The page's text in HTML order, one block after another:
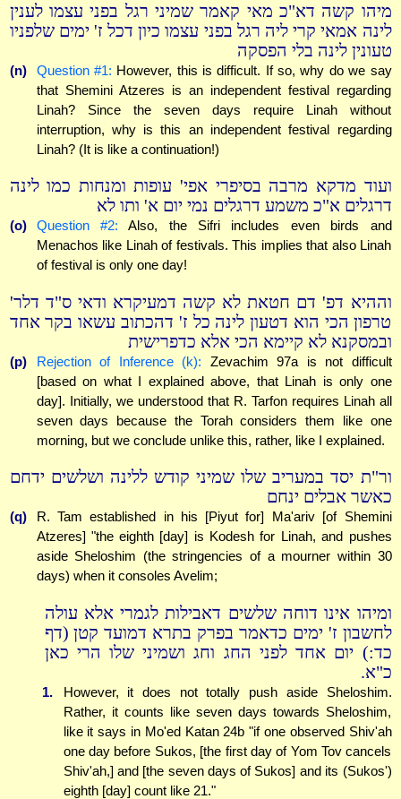
מיהו קשה דא"כ מאי קאמר שמיני רגל בפני עצמו לענין
לינה אמאי קרי ליה רגל בפני עצמו כיון דכל ז' ימים שלפניו
טעונין לינה בלי הפסקה
(n) Question #1: However, this is difficult. If so, why do we say
that Shemini Atzeres is an independent festival regarding
Linah? Since the seven days require Linah without
interruption, why is this an independent festival regarding
Linah? (It is like a continuation!)
ועוד מדקא מרבה בסיפרי אפי' עופות ומנחות כמו לינה
דרגלים א"כ משמע דרגלים נמי יום א' ותו לא
(o) Question #2: Also, the Sifri includes even birds and
Menachos like Linah of festivals. This implies that also Linah
of festival is only one day!
וההיא דפ' דם חטאת לא קשה דמעיקרא ודאי ס"ד דלר'
טרפון הכי הוא דטעון לינה כל ז' דהכתוב עשאו בקר אחד
ובמסקנא לא קיימא הכי אלא כדפרישית
(p) Rejection of Inference (k): Zevachim 97a is not difficult
[based on what I explained above, that Linah is only one
day]. Initially, we understood that R. Tarfon requires Linah all
seven days because the Torah considers them like one
morning, but we conclude unlike this, rather, like I explained.
ור"ת יסד במעריב שלו שמיני קודש ללינה ושלשים ידחם
כאשר אבלים ינחם
(q)
R. Tam established in his [Piyut for] Ma'ariv [of Shemini
Atzeres] "the eighth [day] is Kodesh for Linah, and pushes
aside Sheloshim (the stringencies of a mourner within 30
days) when it consoles Avelim;
ומיהו אינו דוחה שלשים דאבילות לגמרי אלא עולה
לחשבון ז' ימים כדאמר בפרק בתרא דמועד קטן (דף
כד:) יום אחד לפני החג וחג ושמיני שלו הרי כאן
כ"א.
1.
However, it does not totally push aside Sheloshim.
Rather, it counts like seven days towards Sheloshim,
like it says in Mo'ed Katan 24b "if one observed Shiv'ah
one day before Sukos, [the first day of Yom Tov cancels
Shiv'ah,] and [the seven days of Sukos] and its (Sukos')
eighth [day] count like 21."